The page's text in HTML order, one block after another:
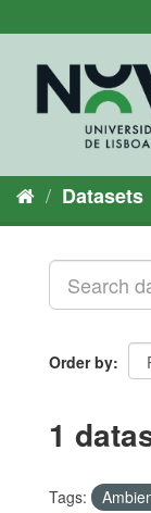
to
Datasets
Order by
1
Tags: